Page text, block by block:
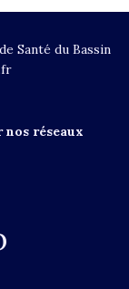
Santé du Bassin
réseaux